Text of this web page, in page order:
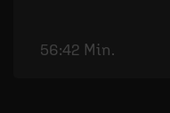
56:42 Min.